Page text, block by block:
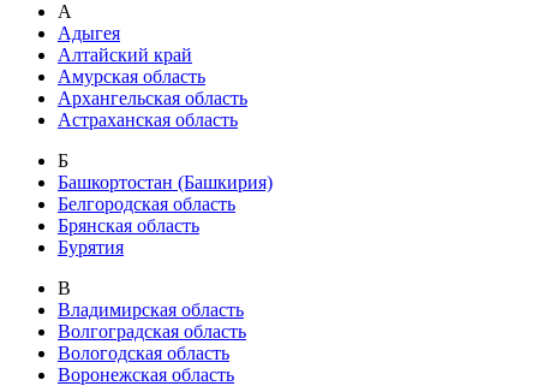
А
Адыгея
Алтайский край
Амурская область
Архангельская область
Астраханская область
Б
Башкортостан (Башкирия)
Белгородская область
Брянская область
Бурятия
В
Владимирская область
Волгоградская область
Вологодская область
Воронежская область